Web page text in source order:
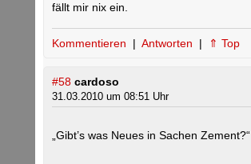
fällt mir nix ein.
Kommentieren | Antworten | ⇑ Top
#58 cardoso
31.03.2010 um 08:51 Uhr
„Gibt’s was Neues in Sachen Zement?“